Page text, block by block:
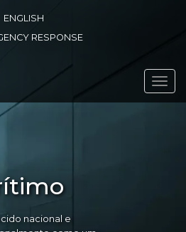
ENGLISH
RESPONSE
nacional e